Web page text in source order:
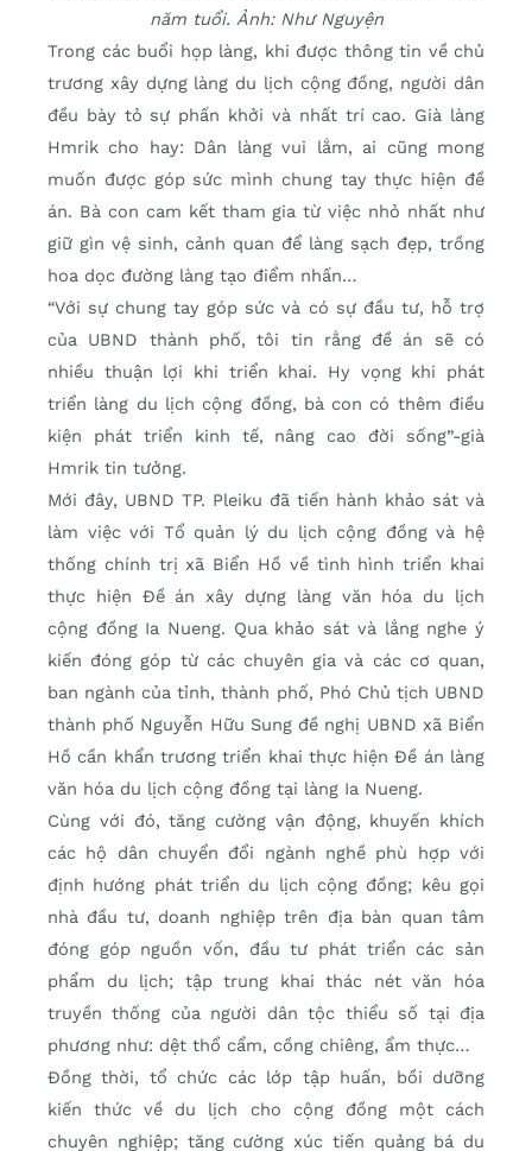
năm tuổi. Ảnh: Như Nguyện
Trong các buổi họp làng, khi được thông tin về chủ
trương xây dựng làng du lịch cộng đồng, người dân
đều bày tỏ sự phấn khởi và nhất trí cao. Già làng
Hmrik cho hay: Dân làng vui lắm, ai cũng mong
muốn được góp sức mình chung tay thực hiện đề
án. Bà con cam kết tham gia từ việc nhỏ nhất như
giữ gìn vệ sinh, cảnh quan để làng sạch đẹp, trồng
hoa dọc đường làng tạo điểm nhấn…
“Với sự chung tay góp sức và có sự đầu tư, hỗ trợ
của UBND thành phố, tôi tin rằng đề án sẽ có
nhiều thuận lợi khi triển khai. Hy vọng khi phát
triển làng du lịch cộng đồng, bà con có thêm điều
kiện phát triển kinh tế, nâng cao đời sống”-già
Hmrik tin tưởng.
Mới đây, UBND TP. Pleiku đã tiến hành khảo sát và
làm việc với Tổ quản lý du lịch cộng đồng và hệ
thống chính trị xã Biển Hồ về tình hình triển khai
thực hiện Đề án xây dựng làng văn hóa du lịch
cộng đồng Ia Nueng. Qua khảo sát và lắng nghe ý
kiến đóng góp từ các chuyên gia và các cơ quan,
ban ngành của tỉnh, thành phố, Phó Chủ tịch UBND
thành phố Nguyễn Hữu Sung đề nghị UBND xã Biển
Hồ cần khẩn trương triển khai thực hiện Đề án làng
văn hóa du lịch cộng đồng tại làng Ia Nueng.
Cùng với đó, tăng cường vận động, khuyến khích
các hộ dân chuyển đổi ngành nghề phù hợp với
định hướng phát triển du lịch cộng đồng; kêu gọi
nhà đầu tư, doanh nghiệp trên địa bàn quan tâm
đóng góp nguồn vốn, đầu tư phát triển các sản
phẩm du lịch; tập trung khai thác nét văn hóa
truyền thống của người dân tộc thiểu số tại địa
phương như: dệt thổ cẩm, cồng chiêng, ẩm thực…
Đồng thời, tổ chức các lớp tập huấn, bồi dưỡng
kiến thức về du lịch cho cộng đồng một cách
chuyên nghiệp; tăng cường xúc tiến quảng bá du